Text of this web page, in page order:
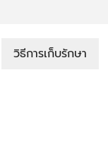
วิธีการเก็บรักษา